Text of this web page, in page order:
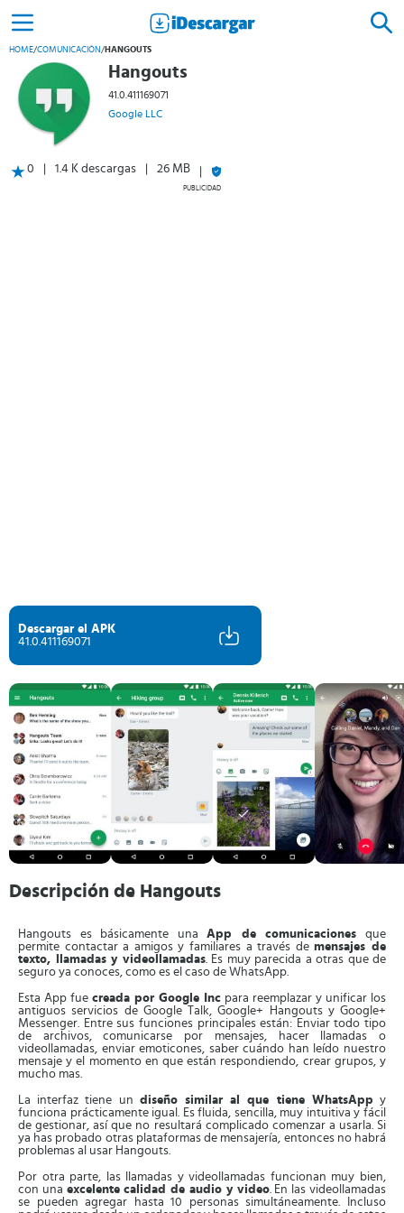
HOME/COMUNICACIÓN/ HANGOUTS
Hangouts
41.0.411169071
Google LLC
0 1.4 K descargas 26 MB
PUBLICIDAD
Descargar el APK
41.0.411169071
Descripción de Hangouts
Hangouts es básicamente unaApp de comunicaciones que
permite contactar a amigos y familiares a través demensajes de
texto, llamadas y videollamadas. Es muy parecida a otras que de
seguro ya conoces, como es el caso de WhatsApp.
Esta App fue creada por Google Inc para reemplazar y unificar los
antiguos servicios de Google Talk, Google+ Hangouts y Google+
Messenger. Entre sus funciones principales están: Enviar todo tipo
de archivos, comunicarse por mensajes, hacer llamadas o
videollamadas, enviar emoticones, saber cuándo han leído nuestro
mensaje y el momento en que están respondiendo, crear grupos, y
mucho mas.
La interfaz tiene un diseño similar al que tiene WhatsApp y
funciona prácticamente igual. Es fluida, sencilla, muy intuitiva y fácil
de gestionar, así que no resultará complicado comenzar a usarla. Si
ya has probado otras plataformas de mensajería, entonces no habrá
problemas al usar Hangouts.
Por otra parte, las llamadas y videollamadas funcionan muy bien,
con una excelente calidad de audio y video. En las videollamadas
se pueden agregar hasta 10 personas simultáneamente. Incluso